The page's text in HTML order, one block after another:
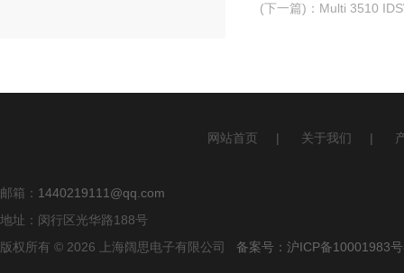
(下一篇) ： Multi 3510
网站首页 | 关于我们 |
邮箱： 1440219111@qq.com
地址：闵行区光华路188号
版权所有 © 2026 上海阔思电子有限公司 备案号：沪ICP备10001983